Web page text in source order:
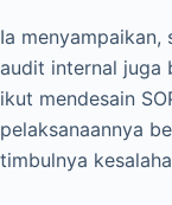
Ia menyampaikan,
audit internal juga
ikut mendesain
pelaksanaannya
timbulnya